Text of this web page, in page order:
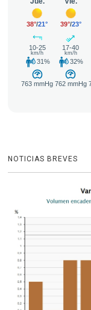
NOTICIAS BREVES